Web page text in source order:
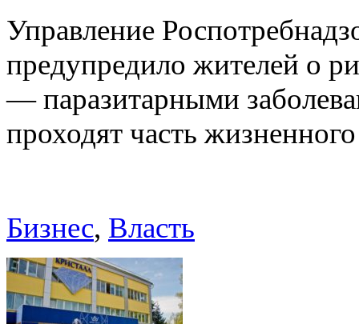
Управление
предупредило жителей о
— паразитарными
проходят часть
Бизнес, Власть